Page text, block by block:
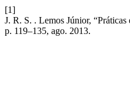
[1]
J. R. S. . Lemos Júnior,
p. 119–135, ago. 2013.